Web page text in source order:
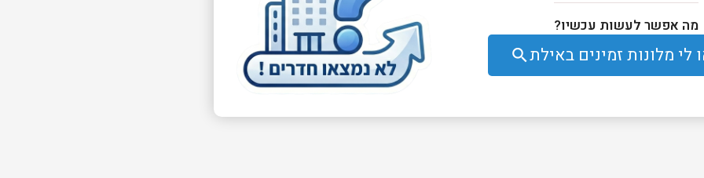
מה אפשר לעשות עכשיו?
לי מלונות זמינים באילתsearch